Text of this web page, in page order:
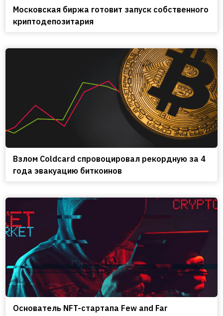
Московская биржа готовит запуск собственного
криптодепозитария
Взлом Coldcard спровоцировал рекордную за 4
года эвакуацию биткоинов
Основатель NFT-стартапа Few and Far